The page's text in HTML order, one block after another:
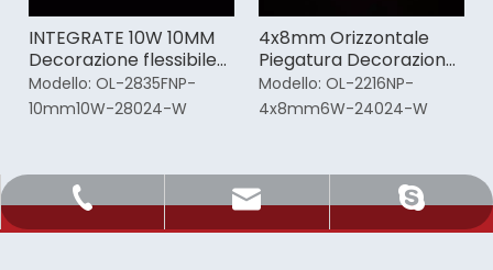
INTEGRATE 10W 10MM
Decorazione flessibile
Led Strip Light al neon
Modello: OL-2835FNP-
10mm10W-28024-W
4x8mm Orizzontale
Piegatura Decorazione
Bianca Led Striscia
Luminosa Al Neon
Modello: OL-2216NP-
4x8mm6W-24024-W
Iscriviti alla nostra
+86 21 63166512
Sale@orientlighting.com
orientlighting